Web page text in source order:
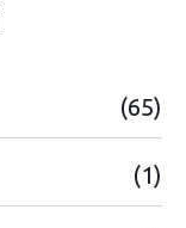
(65)
(1)